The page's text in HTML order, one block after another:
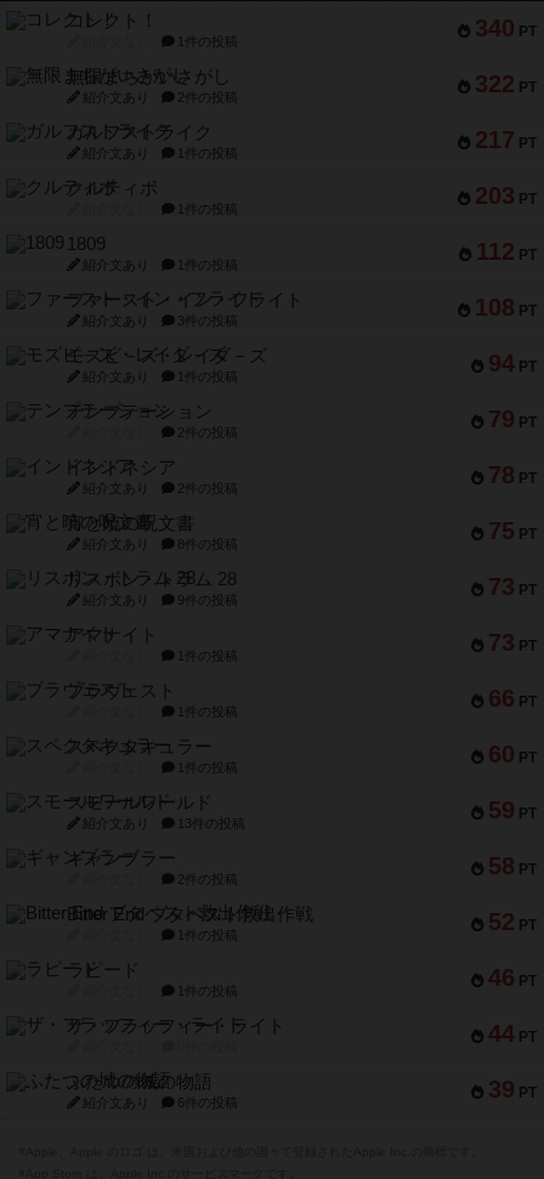
340 PT
コレクト！
1件の投稿
322 PT
無限まちがいさがし
紹介文あり 2件の投稿
217 PT
ガルフストライク
紹介文あり 1件の投稿
203 PT
クルティボ
1件の投稿
112 PT
1809
紹介文あり 1件の投稿
108 PT
ファースト・イン・フライト
紹介文あり 3件の投稿
94 PT
モズビ－ズ・レイダ－ズ
紹介文あり 1件の投稿
79 PT
テンプテーション
2件の投稿
78 PT
インドネシア
紹介文あり 2件の投稿
75 PT
宵と暁の呪文書
紹介文あり 8件の投稿
73 PT
リスボン・トラム 28
紹介文あり 9件の投稿
73 PT
アマナイト
1件の投稿
66 PT
ブラヴェスト
1件の投稿
60 PT
スペクタキュラー
1件の投稿
59 PT
スモールワールド
紹介文あり 13件の投稿
58 PT
ギャンブラー
2件の投稿
52 PT
Bitter End ブタペスト救出作戦
1件の投稿
46 PT
ラピード
1件の投稿
44 PT
ザ・フラッフィー・ライト
39 PT
ふたつの城の物語
紹介文あり 6件の投稿